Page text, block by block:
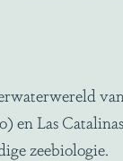
en Las
zeebiologie.